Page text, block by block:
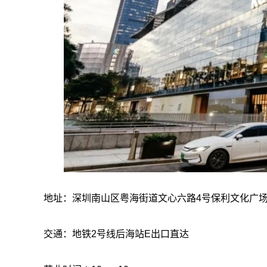
地址：深圳南山区粤海街道文心六路4号保利文化广
交通：地铁2号线后海站E出口直达